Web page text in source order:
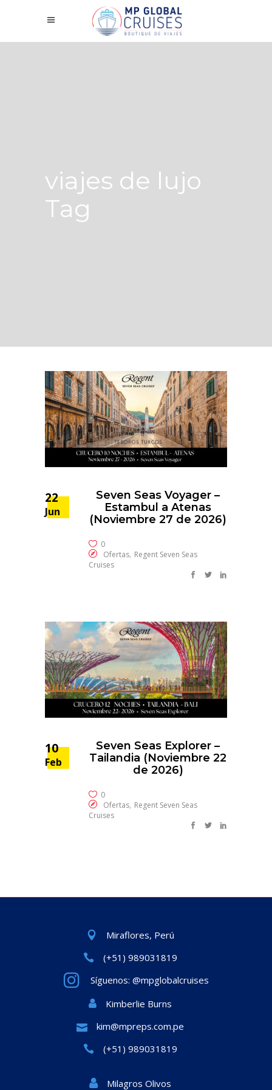
viajes de lujo
Tag
22
Jun
Seven Seas Voyager –
Estambul a Atenas
(Noviembre 27 de 2026)
0
Ofertas, Regent Seven Seas
Cruises
10
Feb
Seven Seas Explorer –
Tailandia (Noviembre 22
de 2026)
0
Ofertas, Regent Seven Seas
Cruises
Miraflores, Perú
(+51) 989031819
Síguenos: @mpglobalcruises
Kimberlie Burns
kim@mpreps.com.pe
(+51) 989031819
Milagros Olivos